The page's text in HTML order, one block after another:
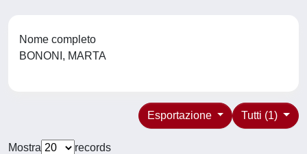
Nome completo
BONONI, MARTA
Tutti (1)
Esportazione
Mostra
records